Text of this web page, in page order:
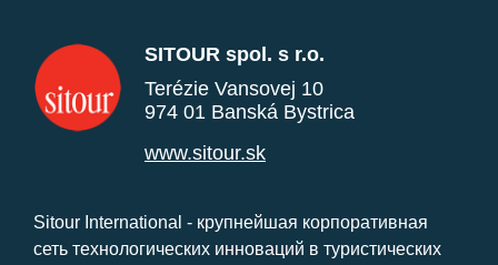
SITOUR spol. s r.o.
Terézie Vansovej 10
974 01 Banská Bystrica
www.sitour.sk
Sitour International - крупнейшая корпоративная
сеть технологических инноваций в туристических